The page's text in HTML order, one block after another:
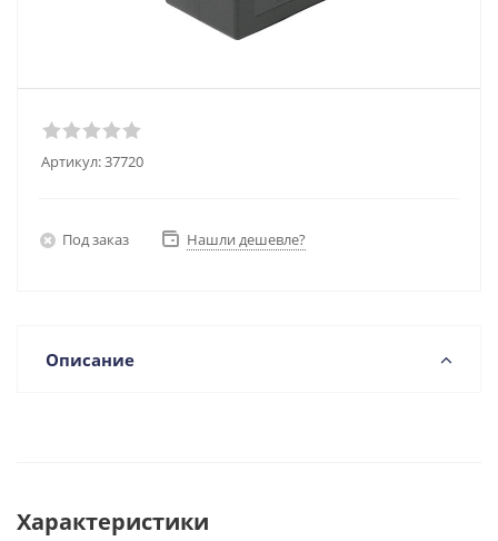
Артикул:37720
Под заказ Нашли дешевле?
Описание
Характеристики